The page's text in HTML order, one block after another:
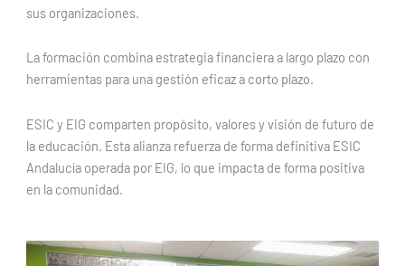
sus organizaciones.
La formación combina estrategia financiera a largo plazo con
herramientas para una gestión eficaz a corto plazo.
ESIC y EIG comparten propósito, valores y visión de futuro de
la educación. Esta alianza refuerza de forma definitiva ESIC
Andalucía operada por EIG, lo que impacta de forma positiva
en la comunidad.